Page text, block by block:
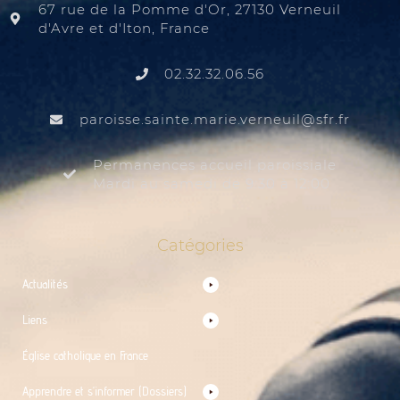
67 rue de la Pomme d'Or, 27130 Verneuil
d'Avre et d'Iton, France
02.32.32.06.56
rf.rfs
@liuenrev.eiram.etnias.essiorap
Permanences accueil paroissiale
Mardi au samedi de 9:30 à 12:00
Catégories
Actualités
Liens
Église catholique en France
Apprendre et s’informer (Dossiers)